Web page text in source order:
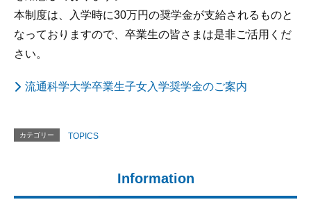
本制度は、入学時に30万円の奨学金が支給されるものと
なっておりますので、卒業生の皆さまは是非ご活用くだ
さい。
流通科学大学卒業生子女入学奨学金のご案内
カテゴリー TOPICS
Information